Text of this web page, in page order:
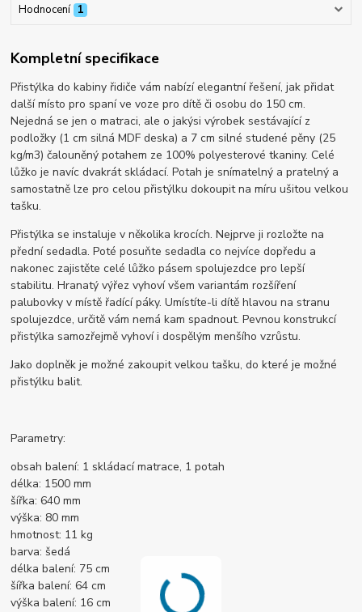
Hodnocení 1
Kompletní specifikace
Přistýlka do kabiny řidiče vám nabízí elegantní řešení, jak přidat
další místo pro spaní ve voze pro dítě či osobu do 150 cm.
Nejedná se jen o matraci, ale o jakýsi výrobek sestávající z
podložky (1 cm silná MDF deska) a 7 cm silné studené pěny (25
kg/m3) čalouněný potahem ze 100% polyesterové tkaniny. Celé
lůžko je navíc dvakrát skládací. Potah je snímatelný a pratelný a
samostatně lze pro celou přistýlku dokoupit na míru ušitou velkou
tašku.
Přistýlka se instaluje v několika krocích. Nejprve ji rozložte na
přední sedadla. Poté posuňte sedadla co nejvíce dopředu a
nakonec zajistěte celé lůžko pásem spolujezdce pro lepší
stabilitu. Hranatý výřez vyhoví všem variantám rozšíření
palubovky v místě řadící páky. Umístíte-li dítě hlavou na stranu
spolujezdce, určitě vám nemá kam spadnout. Pevnou konstrukcí
přistýlka samozřejmě vyhoví i dospělým menšího vzrůstu.
Jako doplněk je možné zakoupit velkou tašku, do které je možné
přistýlku balit.
Parametry:
obsah balení: 1 skládací matrace, 1 potah
délka: 1500 mm
šířka: 640 mm
výška: 80 mm
hmotnost: 11 kg
barva: šedá
délka balení: 75 cm
šířka balení: 64 cm
výška balení: 16 cm